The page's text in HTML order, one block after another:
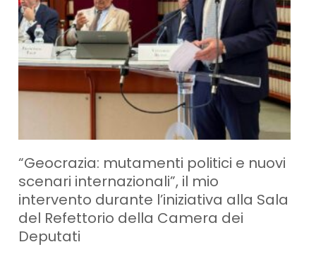
“Geocrazia: mutamenti politici e nuovi
scenari internazionali”, il mio
intervento durante l’iniziativa alla Sala
del Refettorio della Camera dei
Deputati